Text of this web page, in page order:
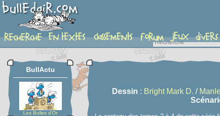
serie
BullActu
Les Bulles d'Or
Dessin : Bright Mark D. /